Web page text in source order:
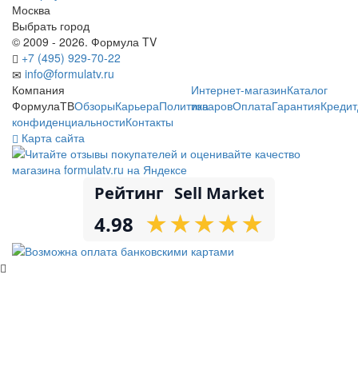
Москва
Выбрать город
© 2009 - 2026. Формула TV
+7 (495) 929-70-22
info@formulatv.ru
Компания
ФормулаТВОбзорыКарьераПолитика
конфиденциальностиКонтакты
Интернет-магазинКаталог
товаровОплатаГарантияКредит
Карта сайта
Рейтинг Sell Market
4.98 ★
★★
★★
★★
★★
★